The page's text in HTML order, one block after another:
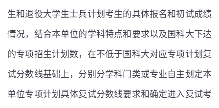
生和退役大学生士兵计划考生的具体报名和初试成绩
情况，结合本单位的学科特点和要求以及国科大下达
的专项招生计划数，在不低于国科大对应专项计划复
试分数线基础上，分别分学科门类或专业自主划定本
单位专项计划具体复试分数线要求和确定进入复试考